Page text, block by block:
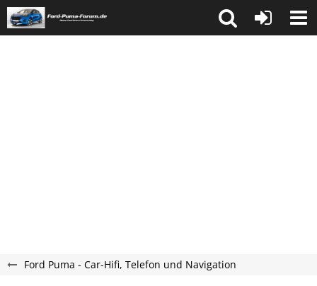
Ford Puma - Car-Hifi, Telefon und Navigation